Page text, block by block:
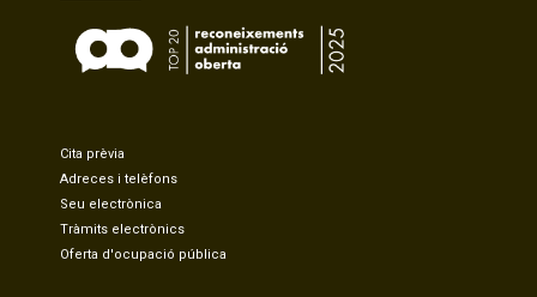
Cita prèvia
Adreces i telèfons
Seu electrònica
Tràmits electrònics
Oferta d'ocupació pública